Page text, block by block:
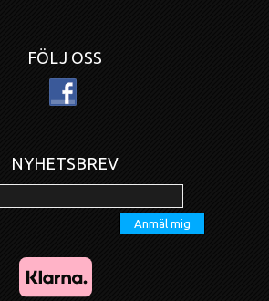
FÖLJ OSS
NYHETSBREV
Anmäl mig